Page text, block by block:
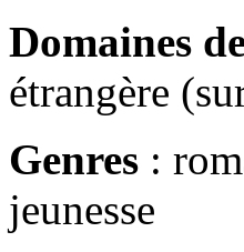
Domaines
étrangère
Genres :
jeunesse